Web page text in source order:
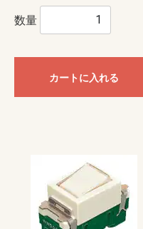
数量
カートに入れる